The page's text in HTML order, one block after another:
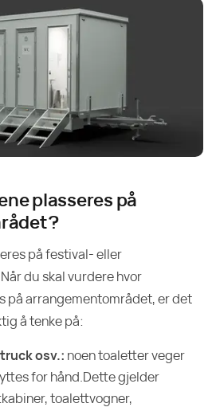
plasseres på
på festival- eller
du skal vurdere hvor
på arrangementområdet, er det
å tenke på:
osv.: noen toaletter veger
for hånd.Dette gjelder
toalettvogner,